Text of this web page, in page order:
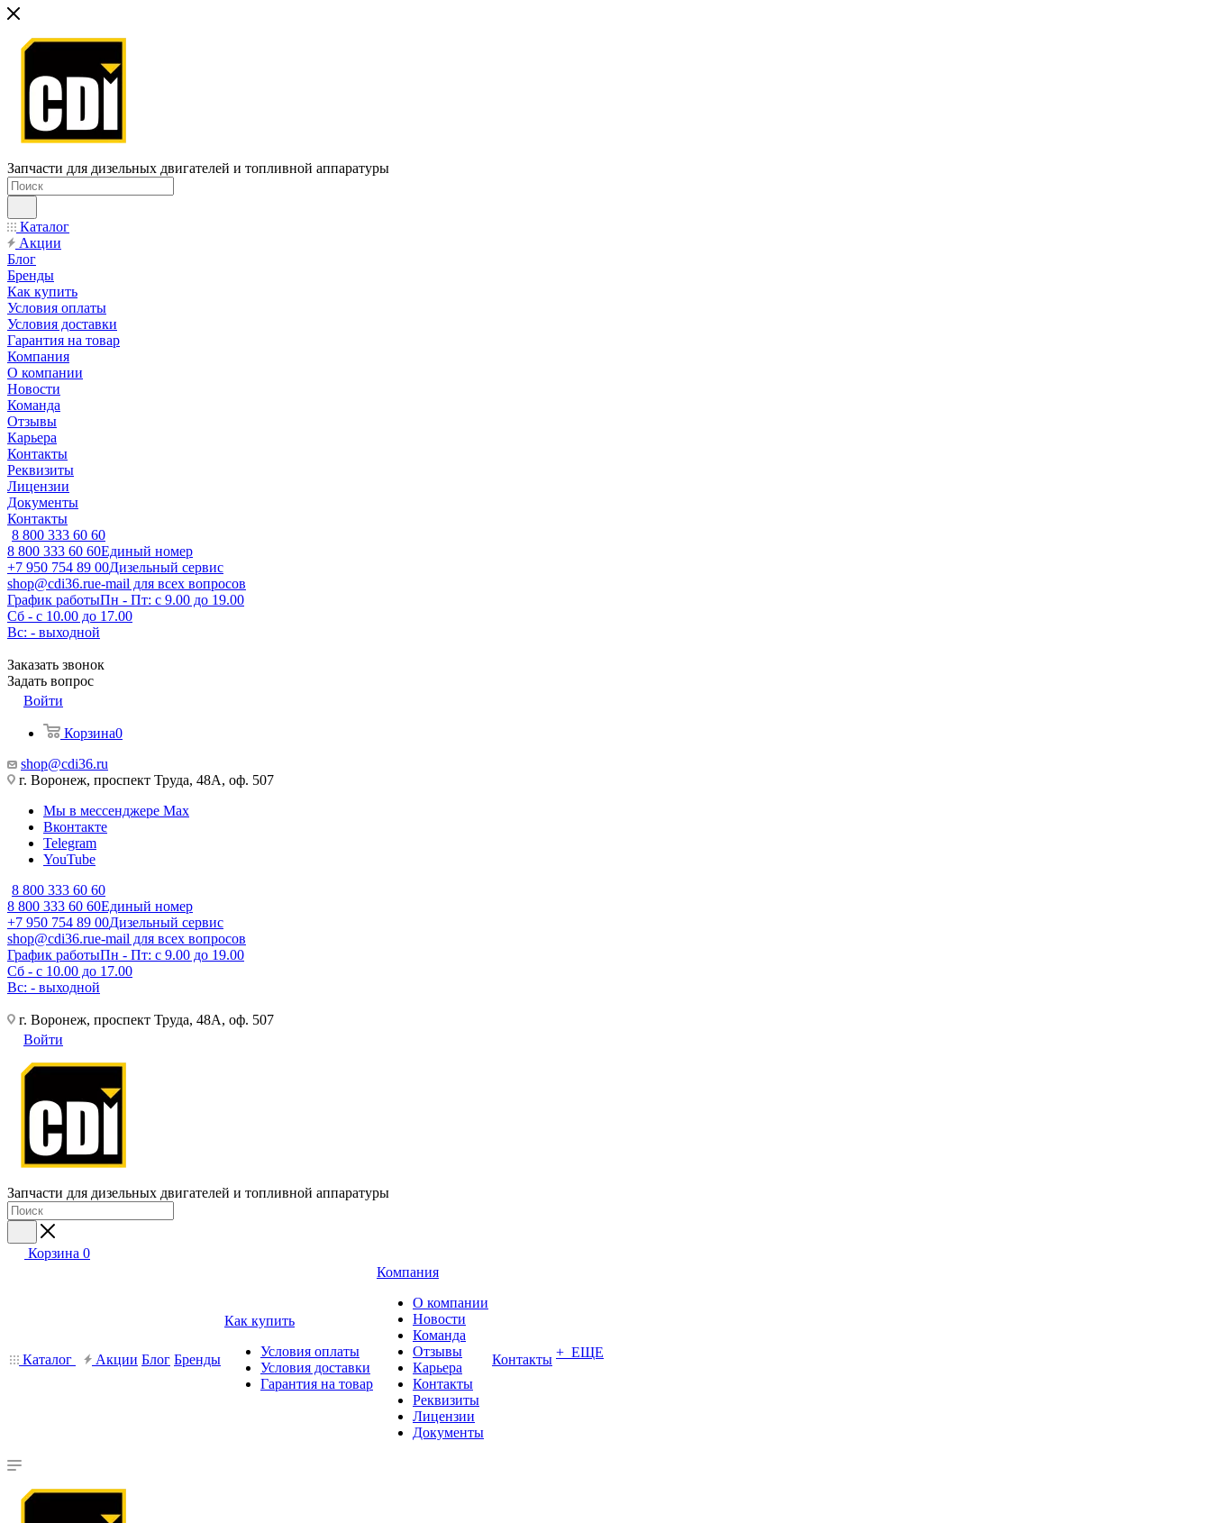
Запчасти для дизельных двигателей и топливной аппаратуры
Каталог
Акции
Блог
Бренды
Как купить
Условия оплаты
Условия доставки
Гарантия на товар
Компания
О компании
Новости
Команда
Отзывы
Карьера
Контакты
Реквизиты
Лицензии
Документы
Контакты
8 800 333 60 60
8 800 333 60 60Единый номер
+7 950 754 89 00Дизельный сервис
shop@cdi36.rue-mail для всех вопросов
График работыПн - Пт: с 9.00 до 19.00
Сб - с 10.00 до 17.00
Вс: - выходной
Заказать звонок
Задать вопрос
Войти
Корзина0
shop@cdi36.ru
г. Воронеж, проспект Труда, 48А, оф. 507
Мы в мессенджере Max
Вконтакте
Telegram
YouTube
8 800 333 60 60
8 800 333 60 60Единый номер
+7 950 754 89 00Дизельный сервис
shop@cdi36.rue-mail для всех вопросов
График работыПн - Пт: с 9.00 до 19.00
Сб - с 10.00 до 17.00
Вс: - выходной
г. Воронеж, проспект Труда, 48А, оф. 507
Войти
Запчасти для дизельных двигателей и топливной аппаратуры
Корзина 0
Каталог Акции Блог Бренды
Как купить
Условия оплаты
Условия доставки
Гарантия на товар
Компания
О компании
Новости
Команда
Отзывы
Карьера
Контакты
Реквизиты
Лицензии
Документы
Контакты + ЕЩЕ